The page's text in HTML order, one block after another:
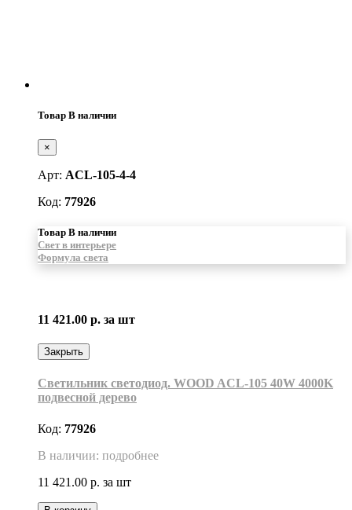
Товар В наличии
×
Арт: ACL-105-4-4
Код: 77926
Товар В наличии
Свет в интерьере
Формула света
11 421.00 р. за шт
Закрыть
Светильник светодиод. WOOD ACL-105 40W 4000K
подвесной дерево
Код: 77926
В наличии: подробнее
11 421.00 р. за шт